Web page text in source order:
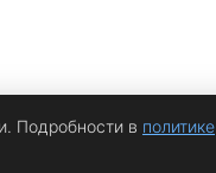
Подробности в политике